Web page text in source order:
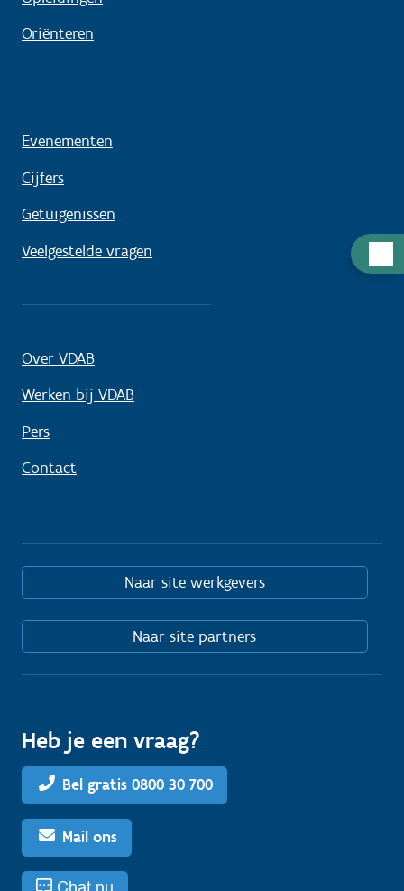
Oriënteren
Evenementen
Cijfers
Getuigenissen
Veelgestelde vragen
Over VDAB
Werken bij VDAB
Pers
Contact
Naar site werkgevers
Naar site partners
Heb je een vraag?
Bel gratis 0800 30 700
Mail ons
Chat nu